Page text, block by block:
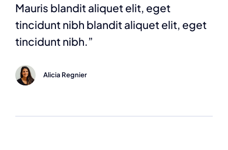
Mauris blandit aliquet elit, eget
tincidunt nibh blandit aliquet elit, eget
tincidunt nibh.”
Alicia Regnier